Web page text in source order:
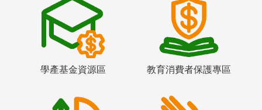
學產基金資源區 教育消費者保護專區